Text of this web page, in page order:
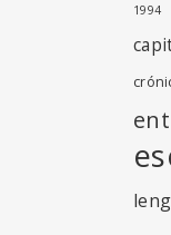
1994